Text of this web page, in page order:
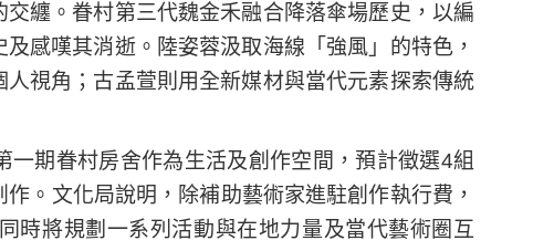
纏。眷村第三代魏金禾融合降落傘場歷史，以編
感嘆其消逝。陸姿蓉汲取海線「強風」的特色，
視角；古孟萱則用全新媒材與當代元素探索傳統
期眷村房舍作為生活及創作空間，預計徵選4組
。文化局說明，除補助藝術家進駐創作執行費，
時將規劃一系列活動與在地力量及當代藝術圈互